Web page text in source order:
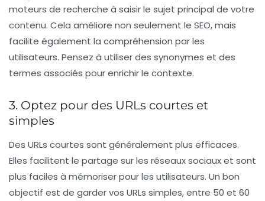
moteurs de recherche à saisir le sujet principal de votre
contenu. Cela améliore non seulement le SEO, mais
facilite également la compréhension par les
utilisateurs. Pensez à utiliser des synonymes et des
termes associés pour enrichir le contexte.
3. Optez pour des URLs courtes et
simples
Des URLs courtes sont généralement plus efficaces.
Elles facilitent le partage sur les réseaux sociaux et sont
plus faciles à mémoriser pour les utilisateurs. Un bon
objectif est de garder vos URLs simples, entre 50 et 60